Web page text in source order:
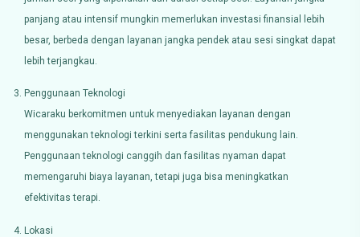
panjang atau intensif mungkin memerlukan investasi finansial lebih
besar, berbeda dengan layanan jangka pendek atau sesi singkat dapat
lebih terjangkau.
Penggunaan Teknologi
Wicaraku berkomitmen untuk menyediakan layanan dengan
menggunakan teknologi terkini serta fasilitas pendukung lain.
Penggunaan teknologi canggih dan fasilitas nyaman dapat
memengaruhi biaya layanan, tetapi juga bisa meningkatkan
efektivitas terapi.
Lokasi